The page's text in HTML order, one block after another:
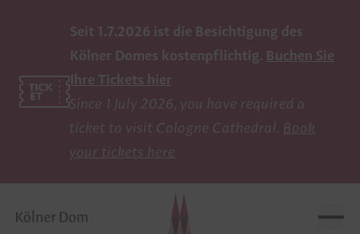
Seit 1.7.2026 ist die Besichtigung des
Kölner Domes kostenpflichtig. Buchen Sie
Ihre Tickets hier
Since 1 July 2026, you have required a
ticket to visit Cologne Cathedral. Book
your tickets here
Besuchen
Ticket buchen
Öffnungszeiten
Turmbesteigung